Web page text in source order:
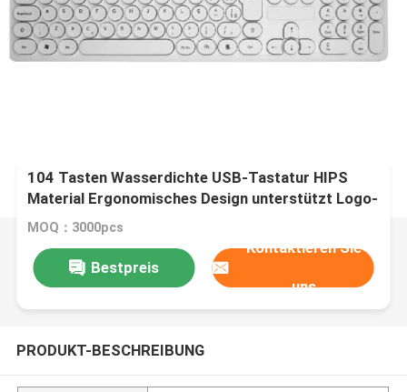
104 Tasten Wasserdichte USB-Tastatur HIPS
Material Ergonomisches Design unterstützt Logo-
Anpassung für Schlafzimmer und mehr
MOQ：3000pcs
Bestpreis
Kontaktieren Sie
uns
PRODUKT-BESCHREIBUNG